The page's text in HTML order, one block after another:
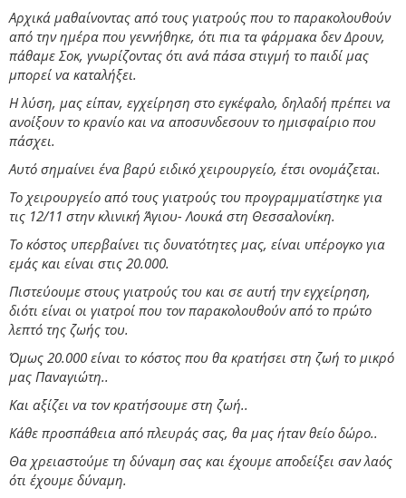
Αρχικά μαθαίνοντας από τους γιατρούς που το παρακολουθούν
από την ημέρα που γεννήθηκε, ότι πια τα φάρμακα δεν Δρουν,
πάθαμε Σοκ, γνωρίζοντας ότι ανά πάσα στιγμή το παιδί μας
μπορεί να καταλήξει.
Η λύση, μας είπαν, εγχείρηση στο εγκέφαλο, δηλαδή πρέπει να
ανοίξουν το κρανίο και να αποσυνδεσουν το ημισφαίριο που
πάσχει.
Αυτό σημαίνει ένα βαρύ ειδικό χειρουργείο, έτσι ονομάζεται.
Το χειρουργείο από τους γιατρούς του προγραμματίστηκε για
τις 12/11 στην κλινική Άγιου- Λουκά στη Θεσσαλονίκη.
Το κόστος υπερβαίνει τις δυνατότητες μας, είναι υπέρογκο για
εμάς και είναι στις 20.000.
Πιστεύουμε στους γιατρούς του και σε αυτή την εγχείρηση,
διότι είναι οι γιατροί που τον παρακολουθούν από το πρώτο
λεπτό της ζωής του.
Όμως 20.000 είναι το κόστος που θα κρατήσει στη ζωή το μικρό
μας Παναγιώτη..
Και αξίζει να τον κρατήσουμε στη ζωή..
Κάθε προσπάθεια από πλευράς σας, θα μας ήταν θείο δώρο..
Θα χρειαστούμε τη δύναμη σας και έχουμε αποδείξει σαν λαός
ότι έχουμε δύναμη.